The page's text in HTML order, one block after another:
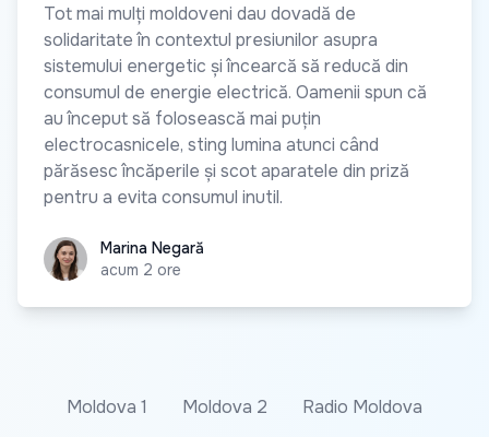
Tot mai mulți moldoveni dau dovadă de
solidaritate în contextul presiunilor asupra
sistemului energetic și încearcă să reducă din
consumul de energie electrică. Oamenii spun că
au început să folosească mai puțin
electrocasnicele, sting lumina atunci când
părăsesc încăperile și scot aparatele din priză
pentru a evita consumul inutil.
Marina Negară
Marina Negară
acum 2 ore
Moldova 1 Moldova 2
Radio Moldova